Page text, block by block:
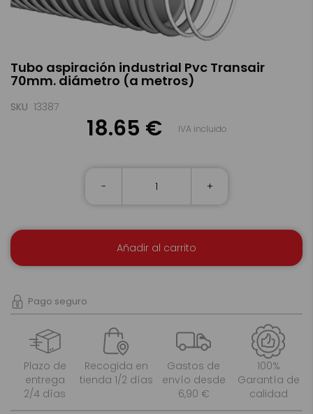
Tubo aspiración industrial Pvc Transair
70mm. diámetro (a metros)
SKU 13387
18.65 € IVA incluido
- +
Añadir al carrito
Pago seguro
Plazo de
entrega
2/4 días
Recogida en
tienda 1/2 días
Gastos de
envío desde
6,90 €
100%
Garantía de
calidad
al
comienzo
la